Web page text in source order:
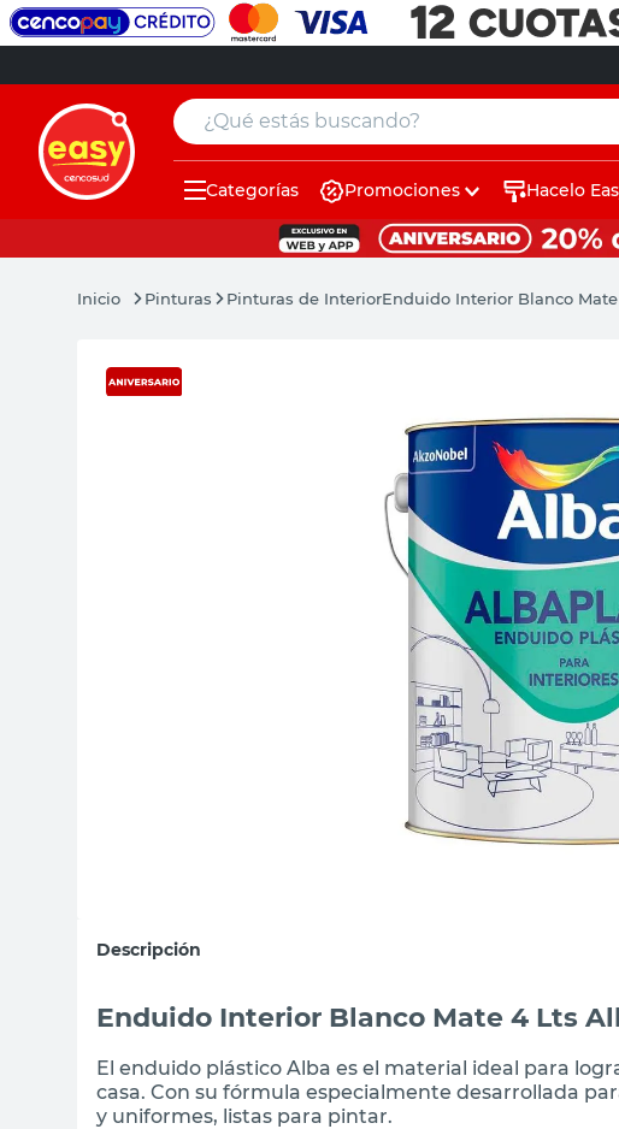
¿Qué estás buscando?
Categorías Promociones Hacelo
Pinturas Pinturas de InteriorEnduido Interior Blanco
Descripción
Enduido Interior Blanco Mate 4 Lts
El enduido plástico Alba es el material ideal para
casa. Con su fórmula especialmente desarrollada
y uniformes, listas para pintar.
muebles